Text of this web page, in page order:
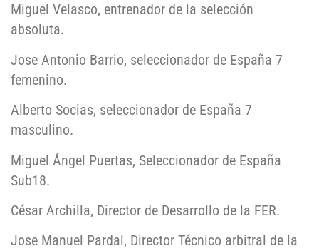
Miguel Velasco, entrenador de la selección
absoluta.
Jose Antonio Barrio, seleccionador de España 7
femenino.
Alberto Socias, seleccionador de España 7
masculino.
Miguel Ángel Puertas, Seleccionador de España
Sub18.
César Archilla, Director de Desarrollo de la FER.
Jose Manuel Pardal, Director Técnico arbitral de la